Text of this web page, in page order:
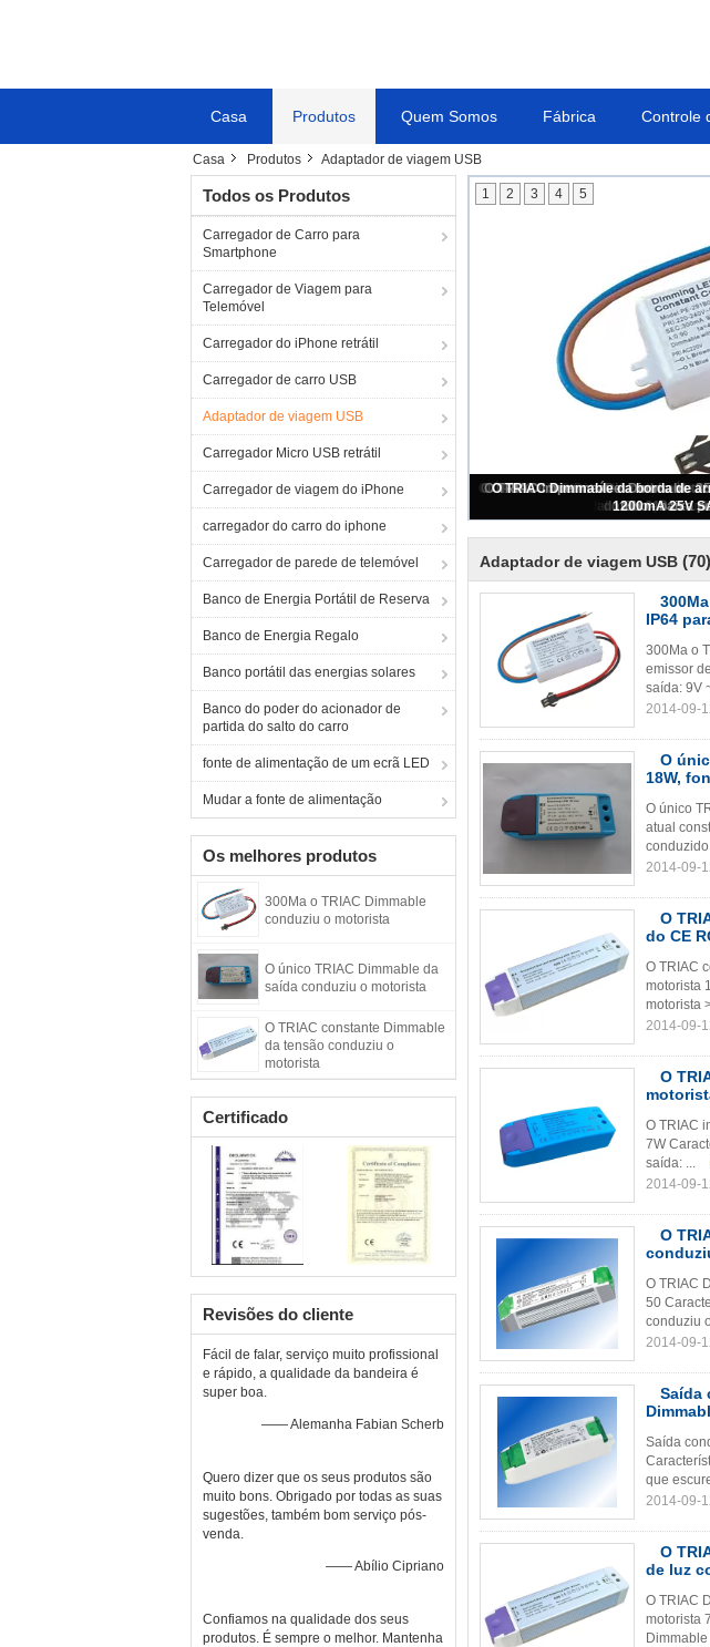
Casa Produtos Quem Somos Fábrica Controle
Casa Produtos Adaptador de viagem USB
Todos os Produtos
Carregador de Carro para
Smartphone
Carregador de Viagem para
Telemóvel
Carregador do iPhone retrátil
Carregador de carro USB
Adaptador de viagem USB
Carregador Micro USB retrátil
Carregador de viagem do iPhone
carregador do carro do iphone
Carregador de parede de telemóvel
Banco de Energia Portátil de Reserva
Banco de Energia Regalo
Banco portátil das energias solares
Banco do poder do acionador de
partida do salto do carro
fonte de alimentação de um ecrã LED
Mudar a fonte de alimentação
Os melhores produtos
300Ma o TRIAC Dimmable
conduziu o motorista
O único TRIAC Dimmable da
saída conduziu o motorista
O TRIAC constante Dimmable
da tensão conduziu o
motorista
Certificado
Revisões do cliente
Fácil de falar, serviço muito profissional
e rápido, a qualidade da bandeira é
super boa.
—— Alemanha Fabian Scherb
Quero dizer que os seus produtos são
muito bons. Obrigado por todas as suas
sugestões, também bom serviço pós-
venda.
—— Abílio Cipriano
Confiamos na qualidade dos seus
produtos. É sempre o melhor. Mantenha
300Ma o TRIAC atual constante
luz de painel do
1 2 3 4 5
Adaptador de viagem USB (70)
IP64
300Ma o
emissor
saída: 9V
2014-09-
O
18W,
O único
atual
2014-09-
O
do CE
O TRIAC
motorista
motorista
2014-09-
O
O TRIAC
7W
saída: ...
2014-09-
O
O TRIAC
50
conduziu
2014-09-
Saída
Saída
que
2014-09-
O
de luz
O TRIAC
motorista
Dimmable